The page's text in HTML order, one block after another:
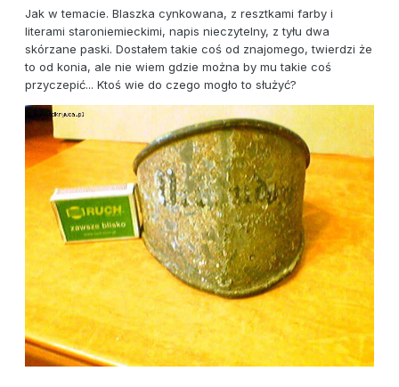
Jak w temacie. Blaszka cynkowana, z resztkami farby i
literami staroniemieckimi, napis nieczytelny, z tyłu dwa
skórzane paski. Dostałem takie coś od znajomego, twierdzi że
to od konia, ale nie wiem gdzie można by mu takie coś
przyczepić... Ktoś wie do czego mogło to służyć?